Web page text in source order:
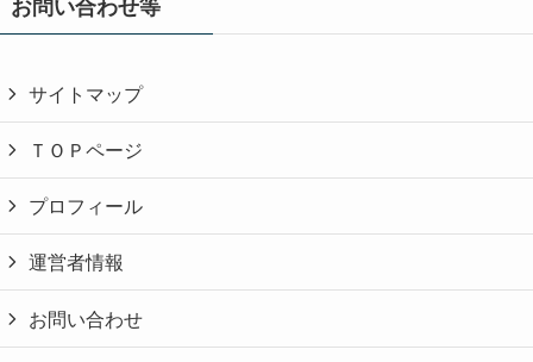
お問い合わせ等
サイトマップ
ＴＯＰページ
プロフィール
運営者情報
お問い合わせ